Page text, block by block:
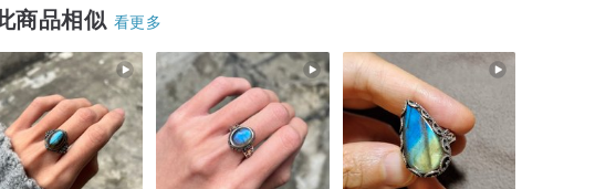
商品相似 看更多